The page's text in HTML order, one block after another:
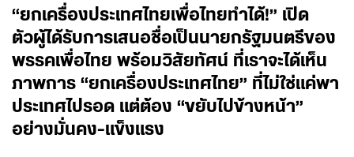
“ยกเครื่องประเทศไทยเพื่อไทยทำได้!” เปิด
ตัวผู้ได้รับการเสนอชื่อเป็นนายกรัฐมนตรีของ
พรรคเพื่อไทย พร้อมวิสัยทัศน์ ที่เราจะได้เห็น
ภาพการ “ยกเครื่องประเทศไทย” ที่ไม่ใช่แค่พา
ประเทศไปรอด แต่ต้อง “ขยับไปข้างหน้า”
อย่างมั่นคง-แข็งแรง